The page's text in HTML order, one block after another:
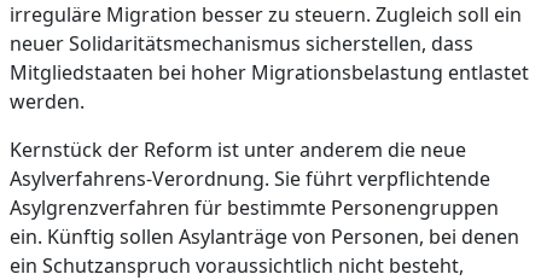
irreguläre Migration besser zu steuern. Zugleich soll ein
neuer Solidaritätsmechanismus sicherstellen, dass
Mitgliedstaaten bei hoher Migrationsbelastung entlastet
werden.
Kernstück der Reform ist unter anderem die neue
Asylverfahrens-Verordnung. Sie führt verpflichtende
Asylgrenzverfahren für bestimmte Personengruppen
ein. Künftig sollen Asylanträge von Personen, bei denen
ein Schutzanspruch voraussichtlich nicht besteht,